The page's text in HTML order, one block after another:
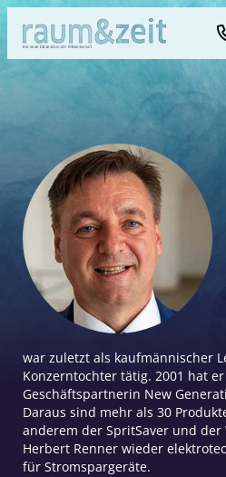
war zuletzt als kaufmännischer
Konzerntochter tätig. 2001 hat
Geschäftspartnerin New
Daraus sind mehr als 30
anderem der SpritSaver und der
Herbert Renner wieder
für Stromspargeräte.